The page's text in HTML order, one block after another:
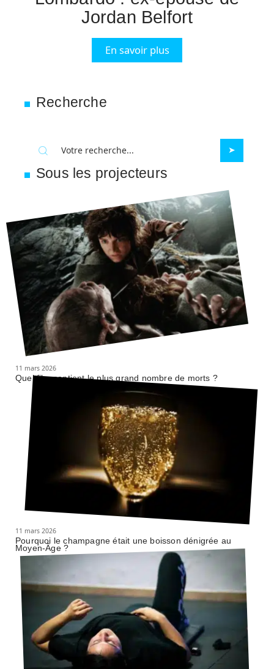
Jordan Belfort
En savoir plus
Recherche
Sous les projecteurs
11 mars 2026
Quel film contient le plus grand nombre de morts ?
11 mars 2026
Pourquoi le champagne était une boisson dénigrée au
Moyen-Âge ?